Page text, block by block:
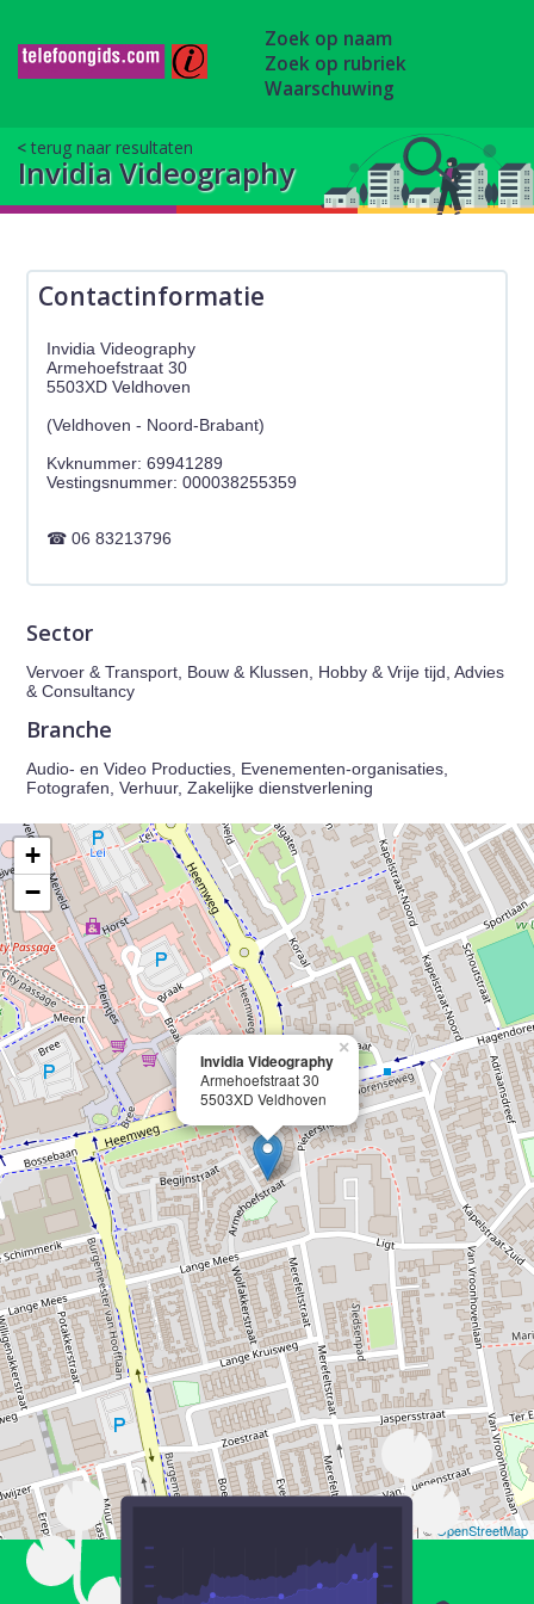
Zoek op naam
Zoek op rubriek
Waarschuwing
terug naar resultaten
Invidia Videography
Contactinformatie
Invidia Videography
Armehoefstraat 30
5503XD Veldhoven
(Veldhoven - Noord-Brabant)
Kvknummer: 69941289
06 83213796
Sector
Vervoer & Transport, Bouw & Klussen, Hobby & Vrije tijd, Advies
& Consultancy
Branche
Audio- en Video Producties, Evenementen-organisaties,
Fotografen, Verhuur, Zakelijke dienstverlening
Invidia Videography
Armehoefstraat 30
5503XD Veldhoven
×
+
−
| © OpenStreetMap